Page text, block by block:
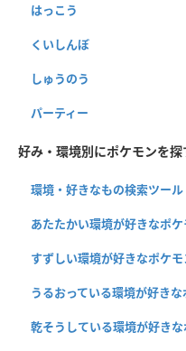
はっこう
くいしんぼ
しゅうのう
パーティー
好み・環境別にポケモンを探
環境・好きなもの検索ツール
あたたかい環境が好きなポケ
すずしい環境が好きなポケモ
うるおっている環境が好きな
乾そうしている環境が好き